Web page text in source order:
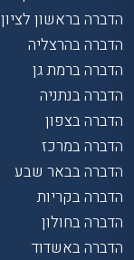
הדברה בראשון לציון
הדברה בהרצליה
הדברה ברמת גן
הדברה בנתניה
הדברה בצפון
הדברה במרכז
הדברה בבאר שבע
הדברה בקריות
הדברה בחולון
הדברה באשדוד